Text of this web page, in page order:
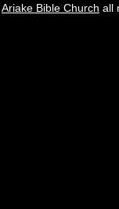
Ariake Bible Church all